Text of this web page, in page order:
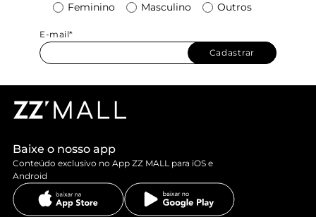
Feminino Masculino Outros
E-mail*
Cadastrar
Baixe o nosso app
Conteúdo exclusivo no App ZZ MALL para iOS e
Android